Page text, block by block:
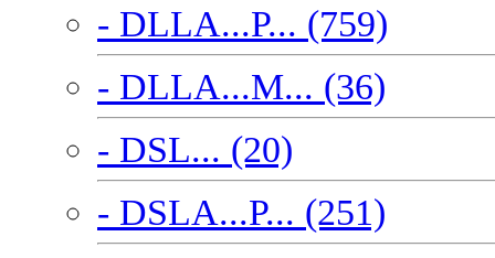
- DLLA...P... (759)
- DLLA...M... (36)
- DSL... (20)
- DSLA...P... (251)